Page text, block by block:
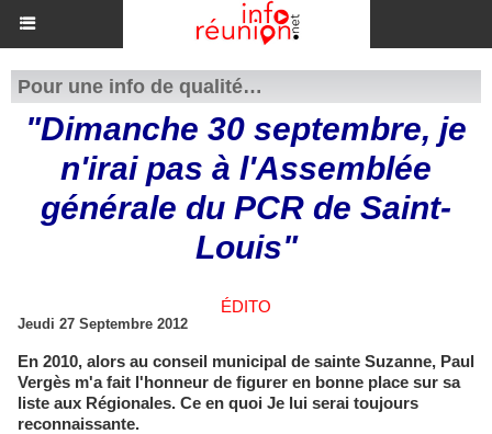
Pour une info de qualité…
"Dimanche 30 septembre, je
n'irai pas à l'Assemblée
générale du PCR de Saint-
Louis"
ÉDITO
Jeudi 27 Septembre 2012
En 2010, alors au conseil municipal de sainte Suzanne, Paul
Vergès m'a fait l'honneur de figurer en bonne place sur sa
liste aux Régionales. Ce en quoi Je lui serai toujours
reconnaissante.